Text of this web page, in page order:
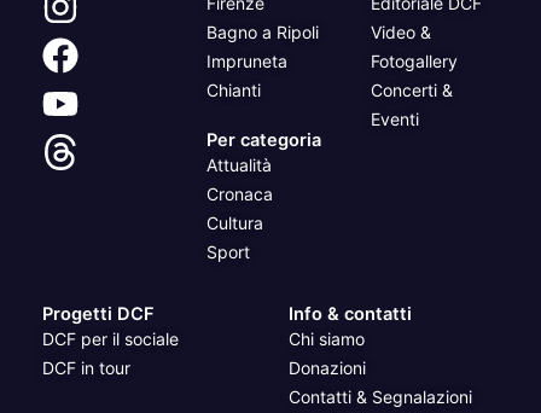
Bagno a Ripoli
Impruneta
Chianti
Per categoria
Attualità
Cronaca
Cultura
Sport
Video &
Fotogallery
Concerti &
Eventi
Progetti DCF
DCF per il sociale
DCF in tour
Info & contatti
Chi siamo
Donazioni
Contatti & Segnalazioni